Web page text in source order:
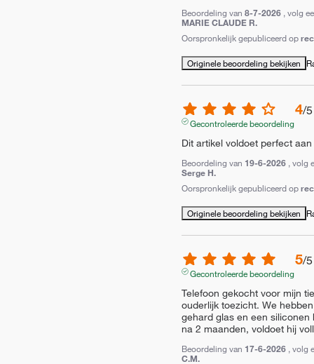
Beoordeling van 8-7-2026 , volg
MARIE CLAUDE R.
Oorspronkelijk gepubliceerd op
Originele beoordeling bekijken
4/5
Gecontroleerde beoordeling
Dit artikel voldoet perfect
Beoordeling van 19-6-2026 , volg
Serge H.
Oorspronkelijk gepubliceerd op
Originele beoordeling bekijken
5/5
Gecontroleerde beoordeling
Telefoon gekocht voor mijn
ouderlijk toezicht. We
gehard glas en een siliconen
na 2 maanden, voldoet hij
Beoordeling van 17-6-2026 , volg
C.M.